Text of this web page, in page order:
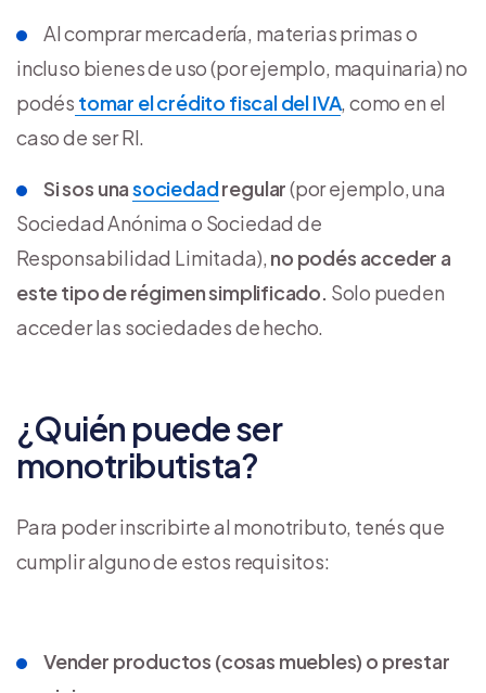
Al comprar mercadería, materias primas o
incluso bienes de uso (por ejemplo, maquinaria) no
podés tomar el crédito fiscal del IVA, como en el
caso de ser RI.
Si sos unasociedadregular(por ejemplo, una
Sociedad Anónima o Sociedad de
Responsabilidad Limitada), no podés acceder a
este tipo de régimen simplificado. Solo pueden
acceder las sociedades de hecho.
¿Quién puede ser
monotributista?
Para poder inscribirte al monotributo, tenés que
cumplir alguno de estos requisitos:
Vender productos (cosas muebles) o prestar